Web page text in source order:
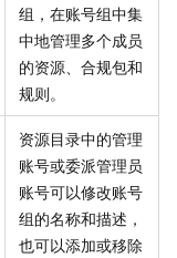
组，在账号组中集
中地管理多个成员
的资源、合规包和
规则。
资源目录中的管理
账号或委派管理员
账号可以修改账号
组的名称和描述，
也可以添加或移除